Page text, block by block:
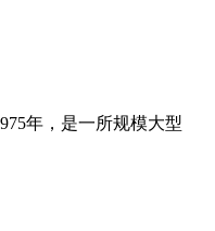
年，是一所规模大型